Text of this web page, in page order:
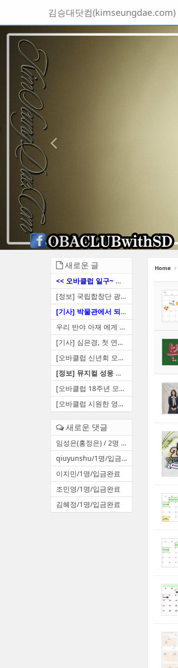
뉴
토
글
김승대닷컴(kimseungdae.com)
이
Home
새로운 글
<< 오바클럽 일구~ 모임...
[정보] 국립합창단 광복절 기...
[기사] 박물관에서 되살아나는...
우리 반야 아재 에게 간식 배...
[기사] 심은경, 첫 연극 도전…...
[오바클럽 신년회 모임 공지 ...
[정보] 뮤지컬 성웅 캐스팅 및...
[오바클럽 18주년 모임~~ 입니...
[오바클럽 시원한 영화모임 공...
새로운 댓글
임성은(홍정은) / 2명 / 입금완료
qiuyunshu/1명/입금완료
이지민/1명/입금완료
조민영/1명/입금완료
김혜정/1명/입금완료